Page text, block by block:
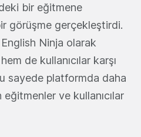
bir eğitmene
görüşme gerçekleştirdi.
Ninja olarak
de kullanıcılar karşı
sayede platformda daha
ve kullanıcılar